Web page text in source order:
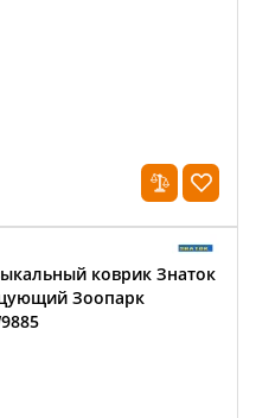
коврик Знаток
Зоопарк